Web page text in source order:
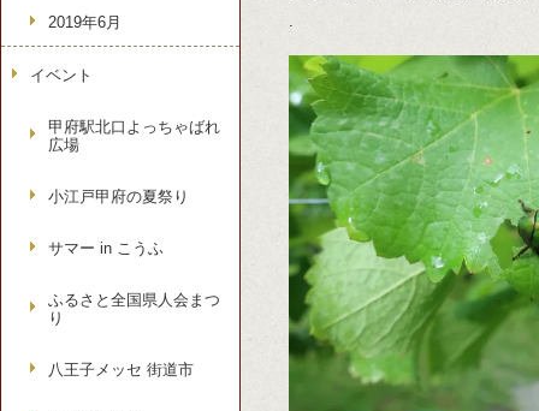
.
2019年6月
イベント
甲府駅北口よっちゃばれ
広場
小江戸甲府の夏祭り
サマー in こうふ
ふるさと全国県人会まつ
り
八王子メッセ 街道市